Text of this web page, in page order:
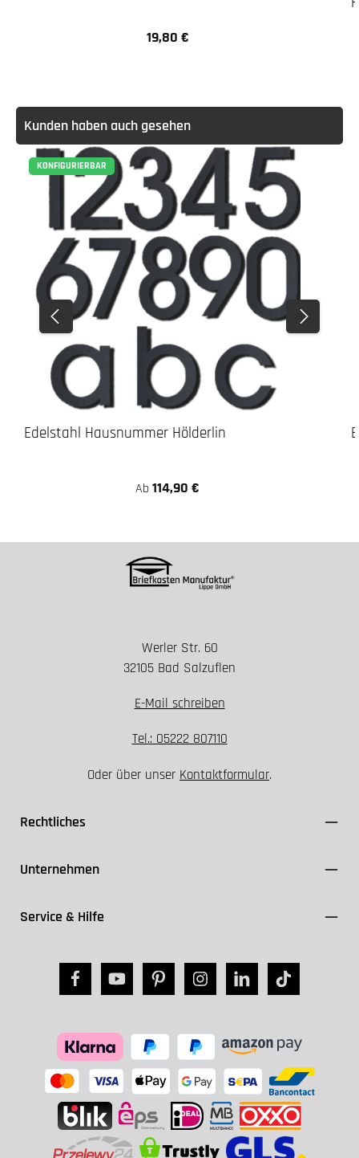
Regulärer Preis:
19,80 €
Kunden haben auch gesehen
KONFIGURIERBAR
Edelstahl Hausnummer Hölderlin
Ab 114,90 €
Werler Str. 60
32105 Bad Salzuflen
E-Mail schreiben
Tel.: 05222 807110
Oder über unser Kontaktformular.
Rechtliches
Unternehmen
Service & Hilfe